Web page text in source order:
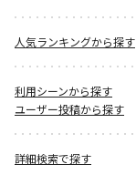
人気ランキングから探す
利用シーンから探す
ユーザー投稿から探す
詳細検索で探す